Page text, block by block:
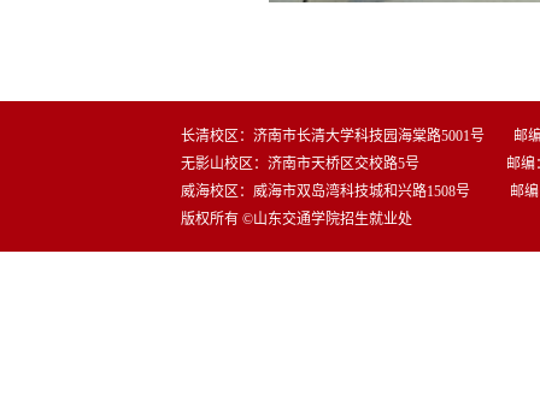
长清校区：济南市长清大学科技园海棠路5001号 邮编
无影山校区：济南市天桥区交校路5号 邮编：
威海校区：威海市双岛湾科技城和兴路1508号 邮编
版权所有 ©山东交通学院招生就业处